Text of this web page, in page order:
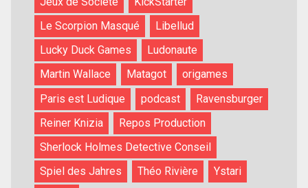
Le Scorpion Masqué
Libellud
Lucky Duck Games
Ludonaute
Martin Wallace
Matagot
origames
Paris est Ludique
podcast
Ravensburger
Reiner Knizia
Repos Production
Sherlock Holmes Detective Conseil
Spiel des Jahres
Théo Rivière
Ystari